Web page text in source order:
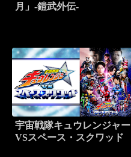
月」-鎧武外伝-
宇宙戦隊キュウレンジャー
VSスペース・スクワッド